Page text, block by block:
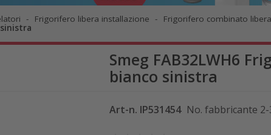
Frigorifero libera installazione
Frigorifero combinato
Smeg FAB32LWH6
bianco sinistra
Art-n. IP531454 No. fabbricante